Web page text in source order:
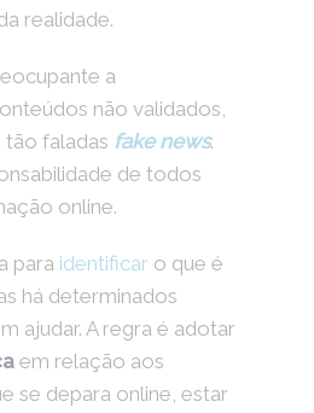
realidade.
a
não validados,
faladas fake news.
de todos
online.
para identificar o que é
há determinados
ajudar. A regra é adotar
em relação aos
se depara online, estar